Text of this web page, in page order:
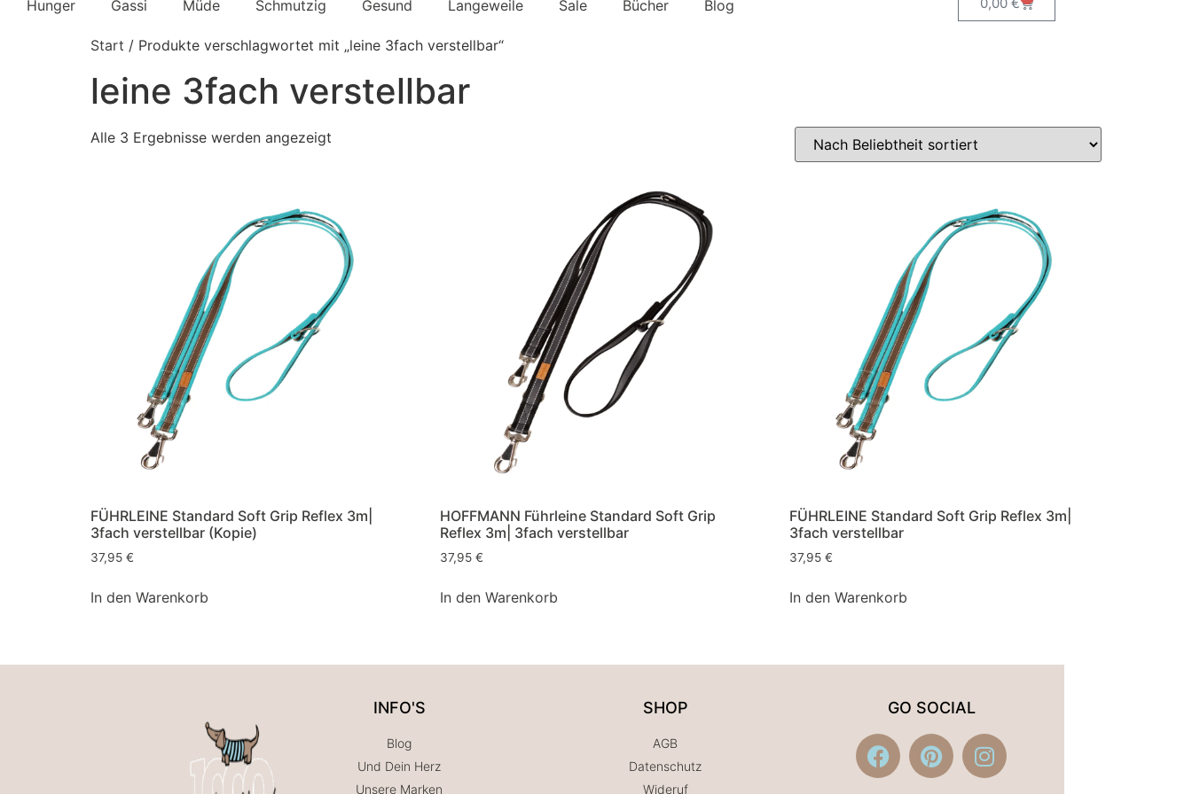
Hunger Gassi Müde Schmutzig Gesund Langeweile Sale Bücher Blog
Start / Produkte verschlagwortet mit „leine 3fach verstellbar“
leine 3fach verstellbar
Alle 3 Ergebnisse werden angezeigt
FÜHRLEINE Standard Soft Grip Reflex 3m|
3fach verstellbar (Kopie)
37,95 €
In den Warenkorb
HOFFMANN Führleine Standard Soft Grip
Reflex 3m| 3fach verstellbar
37,95 €
In den Warenkorb
FÜHRLEINE Standard Soft Grip Reflex 3m|
3fach verstellbar
37,95 €
In den Warenkorb
INFO'S
Blog
Und Dein Herz
Unsere Marken
SHOP
AGB
Datenschutz
Wideruf
GO SOCIAL